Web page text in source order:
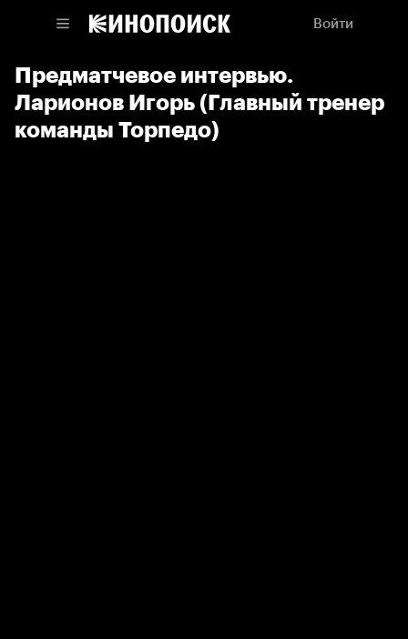
Войти
Предматчевое интервью.
Ларионов Игорь (Главный тренер
команды Торпедо)